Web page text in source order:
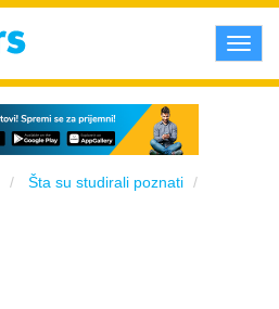
Šta su studirali poznati